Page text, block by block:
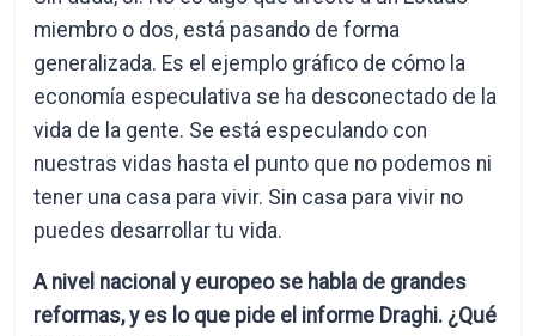
miembro o dos, está pasando de forma
generalizada. Es el ejemplo gráfico de cómo la
economía especulativa se ha desconectado de la
vida de la gente. Se está especulando con
nuestras vidas hasta el punto que no podemos ni
tener una casa para vivir. Sin casa para vivir no
puedes desarrollar tu vida.
A nivel nacional y europeo se habla de grandes
reformas, y es lo que pide el informe Draghi. ¿Qué